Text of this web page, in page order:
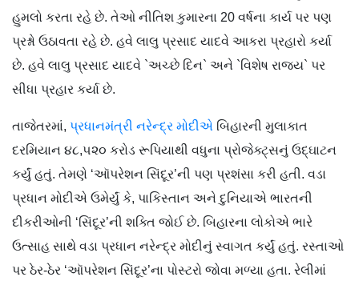
હુમલો કરતા રહે છે. તેઓ નીતિશ કુમારના 20 વર્ષના કાર્ય પર પણ
પ્રશ્નો ઉઠાવતા રહે છે. હવે લાલુ પ્રસાદ યાદવે આકરા પ્રહારો કર્યા
છે. હવે લાલુ પ્રસાદ યાદવે `અચ્છે દિન` અને `વિશેષ રાજ્ય` પર
સીધા પ્રહાર કર્યા છે.
તાજેતરમાં, પ્રધાનમંત્રી નરેન્દ્ર મોદીએ બિહારની મુલાકાત
દરમિયાન ૪૮,૫૨૦ કરોડ રૂપિયાથી વધુના પ્રોજેક્ટ્સનું ઉદ્ઘાટન
કર્યું હતું. તેમણે ‘ઑપરેશન સિંદૂર’ની પણ પ્રશંસા કરી હતી. વડા
પ્રધાન મોદીએ ઉમેર્યું કે, પાકિસ્તાન અને દુનિયાએ ભારતની
દીકરીઓની ‘સિંદૂર’ની શક્તિ જોઈ છે. બિહારના લોકોએ ભારે
ઉત્સાહ સાથે વડા પ્રધાન નરેન્દ્ર મોદીનું સ્વાગત કર્યું હતું. રસ્તાઓ
પર ઠેર-ઠેર ‘ઑપરેશન સિંદૂર’ના પોસ્ટરો જોવા મળ્યા હતા. રેલીમાં